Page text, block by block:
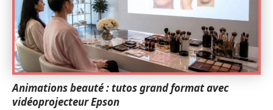
Animations beauté : tutos grand format avec
vidéoprojecteur Epson